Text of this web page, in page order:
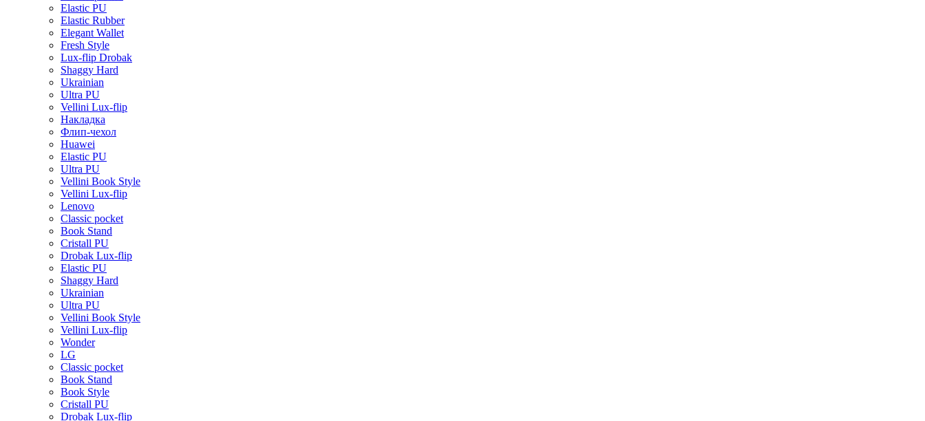
Elastic PU
Elastic Rubber
Elegant Wallet
Fresh Style
Lux-flip Drobak
Shaggy Hard
Ukrainian
Ultra PU
Vellini Lux-flip
Накладка
Флип-чехол
Huawei
Elastic PU
Ultra PU
Vellini Book Style
Vellini Lux-flip
Lenovo
Classic pocket
Book Stand
Cristall PU
Drobak Lux-flip
Elastic PU
Shaggy Hard
Ukrainian
Ultra PU
Vellini Book Style
Vellini Lux-flip
Wonder
LG
Classic pocket
Book Stand
Book Style
Cristall PU
Drobak Lux-flip